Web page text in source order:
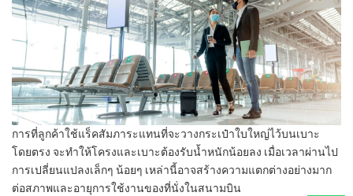
การที่ลูกค้าใช้แร็คสัมภาระแทนที่จะวางกระเป๋าใบใหญ่ไว้บนเบาะ
โดยตรง จะทำให้โครงและเบาะต้องรับน้ำหนักน้อยลง เมื่อเวลาผ่านไป
การเปลี่ยนแปลงเล็กๆ น้อยๆ เหล่านี้อาจสร้างความแตกต่างอย่างมาก
ต่อสภาพและอายุการใช้งานของที่นั่งในสนามบิน